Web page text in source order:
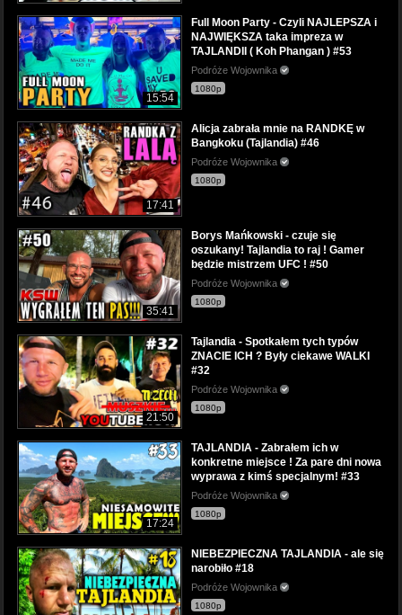
15:54
Full Moon Party - Czyli NAJLEPSZA i
NAJWIĘKSZA taka impreza w
TAJLANDII ( Koh Phangan ) #53
Podróże Wojownika
1080p
17:41
Alicja zabrała mnie na RANDKĘ w
Bangkoku (Tajlandia) #46
Podróże Wojownika
1080p
35:41
Borys Mańkowski - czuje się
oszukany! Tajlandia to raj ! Gamer
będzie mistrzem UFC ! #50
Podróże Wojownika
1080p
21:50
Tajlandia - Spotkałem tych typów
ZNACIE ICH ? Były ciekawe WALKI
#32
Podróże Wojownika
1080p
17:24
TAJLANDIA - Zabrałem ich w
konkretne miejsce ! Za pare dni nowa
wyprawa z kimś specjalnym! #33
Podróże Wojownika
1080p
NIEBEZPIECZNA TAJLANDIA - ale się
narobiło #18
Podróże Wojownika
1080p